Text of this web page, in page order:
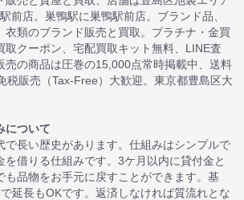
前店。巣鴨駅に巣鴨駅前店。ブランド品、
衣類のブランド販売と買取。プラチナ・金買
取クーポン、宅配買取キット無料、LINE査
売の商品は圧巻の15,000点常時掲載中、送料
税販売（Tax-Free）大歓迎。東京都豊島区大
について
で長い歴史があります。仕組みはシンプルで
を借りる仕組みです。3ケ月以内に貸付金と
も品物をお手元に戻すことができます。基
延長もOKです。返済しなければ質流れとな